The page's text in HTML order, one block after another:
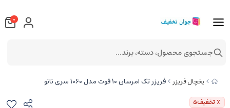
یخچال فریزر فریزر تک امرسان 10 فوت مدل 1060 سری نانو
٪ تخفیف5
0
جستجوی محصول، دسته، برند...